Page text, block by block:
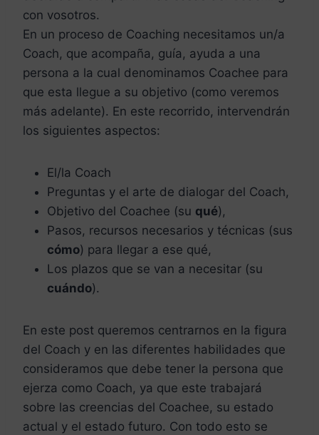
con vosotros.
En un proceso de Coaching necesitamos un/a
Coach, que acompaña, guía, ayuda a una
persona a la cual denominamos Coachee para
que esta llegue a su objetivo (como veremos
más adelante). En este recorrido, intervendrán
los siguientes aspectos:
El/la Coach
Preguntas y el arte de dialogar del Coach,
Objetivo del Coachee (su qué),
Pasos, recursos necesarios y técnicas (sus
cómo) para llegar a ese qué,
Los plazos que se van a necesitar (su
cuándo).
En este post queremos centrarnos en la figura
del Coach y en las diferentes habilidades que
consideramos que debe tener la persona que
ejerza como Coach, ya que este trabajará
sobre las creencias del Coachee, su estado
actual y el estado futuro. Con todo esto se